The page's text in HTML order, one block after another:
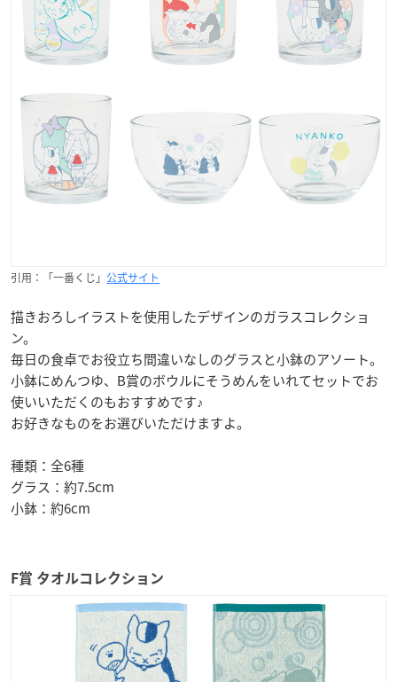
引用：「一番くじ」 公式サイト
描きおろしイラストを使用したデザインのガラスコレクショ
ン。
毎日の食卓でお役立ち間違いなしのグラスと小鉢のアソート。
小鉢にめんつゆ、B賞のボウルにそうめんをいれてセットでお
使いいただくのもおすすめです♪
お好きなものをお選びいただけますよ。
種類：全6種
グラス：約7.5cm
小鉢：約6cm
F賞 タオルコレクション